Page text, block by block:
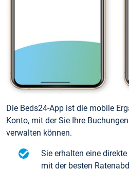
Die Beds24-App ist die mobile
Konto, mit der Sie Ihre
verwalten können.
Sie erhalten eine
mit der besten